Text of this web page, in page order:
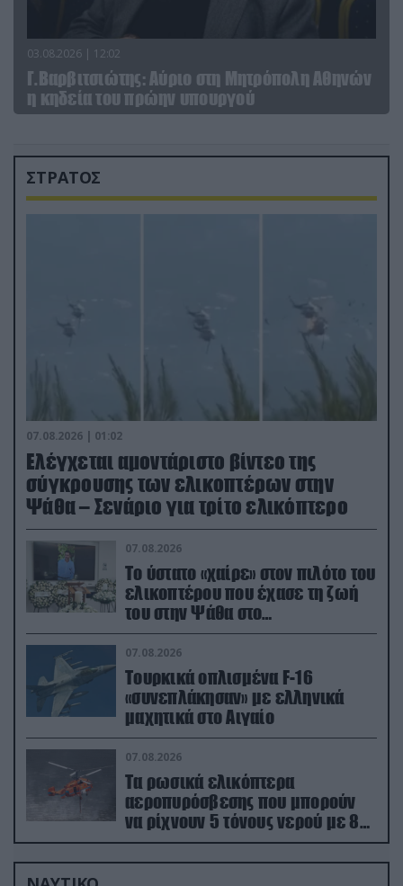
03.08.2026 | 12:02
Γ.Βαρβιτσιώτης: Aύριο στη Μητρόπολη Αθηνών
η κηδεία του πρώην υπουργού
ΣΤΡΑΤΟΣ
07.08.2026 | 01:02
Ελέγχεται αμοντάριστο βίντεο της
σύγκρουσης των ελικοπτέρων στην
Ψάθα – Σενάριο για τρίτο ελικόπτερο
07.08.2026
Το ύστατο «χαίρε» στον πιλότο του
ελικοπτέρου που έχασε τη ζωή
του στην Ψάθα στο
αποτεφρωτήριο Ριτσώνας
07.08.2026
Τουρκικά οπλισμένα F-16
«συνεπλάκησαν» με ελληνικά
μαχητικά στο Αιγαίο
07.08.2026
Τα ρωσικά ελικόπτερα
αεροπυρόσβεσης που μπορούν
να ρίχνουν 5 τόνους νερού με 8
μποφόρ